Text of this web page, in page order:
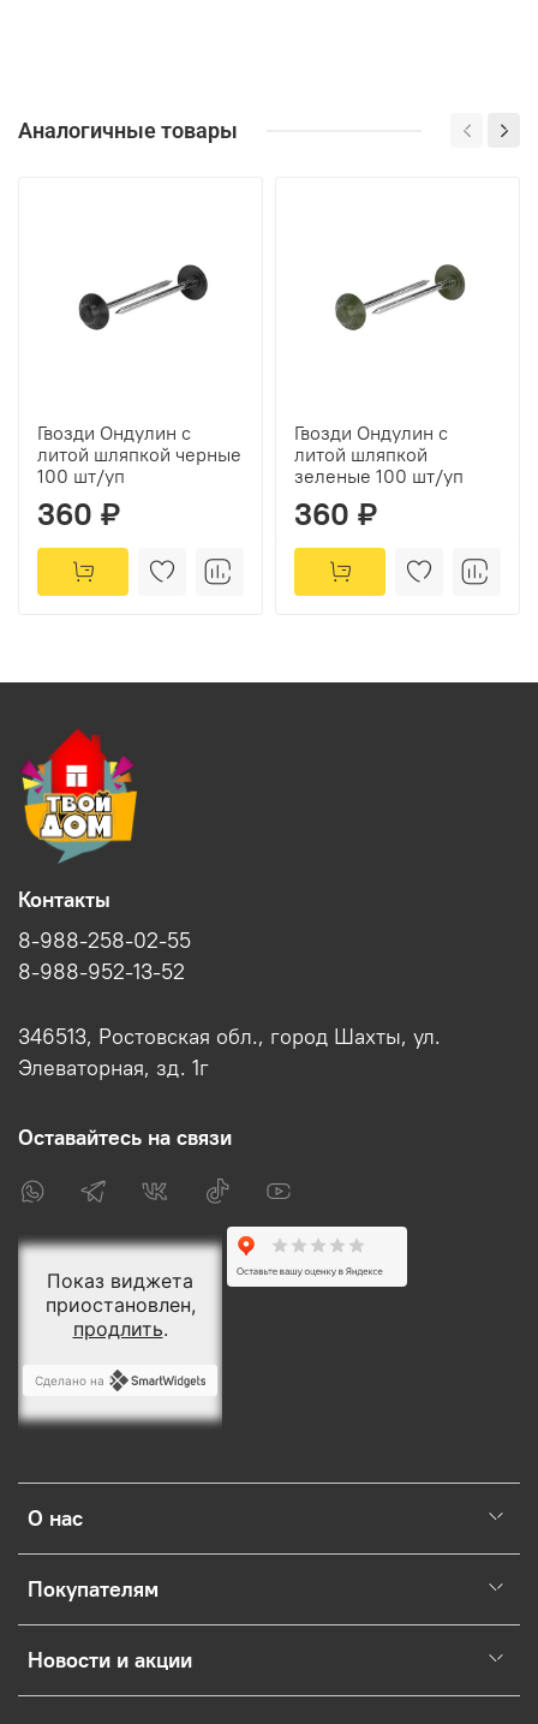
Аналогичные товары
Гвозди Ондулин с
литой шляпкой черные
100 шт/уп
360 ₽
Гвозди Ондулин с
литой шляпкой
зеленые 100 шт/уп
360 ₽
О нас
Покупателям
Новости и акции
Контакты
8-988-258-02-55
8-988-952-13-52
346513, Ростовская обл., город Шахты, ул.
Элеваторная, зд. 1г
Оставайтесь на связи